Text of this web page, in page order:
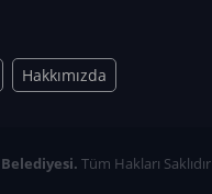
Hakkımızda
Tüm Hakları Saklıdır